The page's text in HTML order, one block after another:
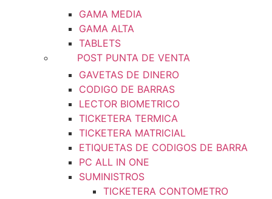
GAMA MEDIA
GAMA ALTA
TABLETS
POST PUNTA DE VENTA
GAVETAS DE DINERO
CODIGO DE BARRAS
LECTOR BIOMETRICO
TICKETERA TERMICA
TICKETERA MATRICIAL
ETIQUETAS DE CODIGOS DE BARRA
PC ALL IN ONE
SUMINISTROS
TICKETERA CONTOMETRO